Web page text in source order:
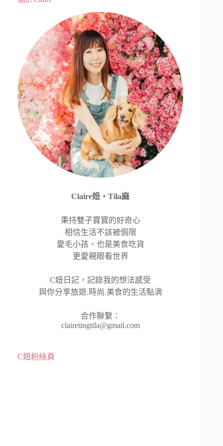
Claire妞‧Tila麻
秉持雙子寶寶的好奇心
相信生活不該被侷限
愛毛小孩、也是美食吃貨
更愛親眼看世界
C妞日記，記錄我的想法感受
與你分享旅遊.時尚.美食的生活點滴
合作聯繫：
clairetingtila@gmail.com
C妞粉絲頁